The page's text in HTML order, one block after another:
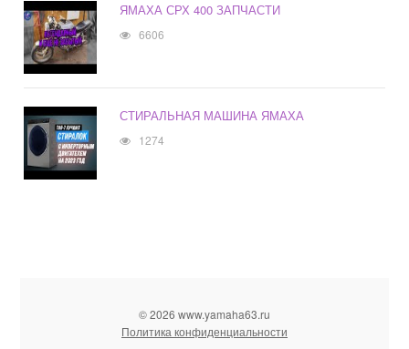
ЯМАХА СРХ 400 ЗАПЧАСТИ
6606
СТИРАЛЬНАЯ МАШИНА ЯМАХА
1274
© 2026 www.yamaha63.ru
Политика конфиденциальности